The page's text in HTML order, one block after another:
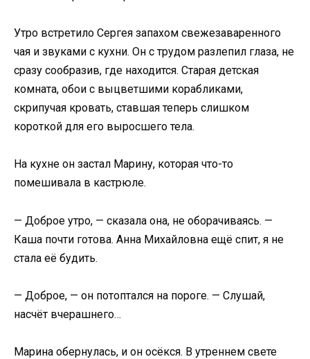
Утро встретило Сергея запахом свежезаваренного
чая и звуками с кухни. Он с трудом разлепил глаза, не
сразу сообразив, где находится. Старая детская
комната, обои с выцветшими корабликами,
скрипучая кровать, ставшая теперь слишком
короткой для его выросшего тела.
На кухне он застал Марину, которая что-то
помешивала в кастрюле.
— Доброе утро, — сказала она, не оборачиваясь. —
Каша почти готова. Анна Михайловна ещё спит, я не
стала её будить.
— Доброе, — он потоптался на пороге. — Слушай,
насчёт вчерашнего…
Марина обернулась, и он осёкся. В утреннем свете